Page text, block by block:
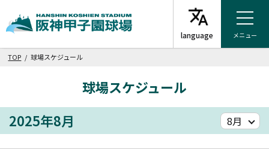
メニュー
TOP / 球場スケジュール
球場スケジュール
2025年8月